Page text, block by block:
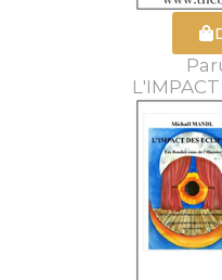
L'IMPACT